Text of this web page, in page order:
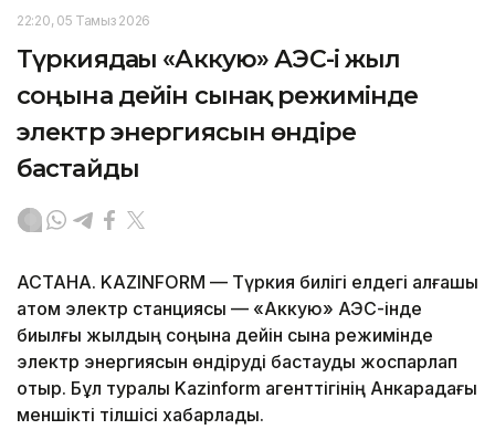
22:20, 05 Тамыз 2026
Түркиядағы «Аккую» АЭС-і жыл
соңына дейін сынақ режимінде
электр энергиясын өндіре
бастайды
АСТАНА. KAZINFORM — Түркия билігі елдегі алғашқы
атом электр станциясы — «Аккую» АЭС-інде
биылғы жылдың соңына дейін сынақ режимінде
электр энергиясын өндіруді бастауды жоспарлап
отыр. Бұл туралы Kazinform агенттігінің Анкарадағы
меншікті тілшісі хабарлады.